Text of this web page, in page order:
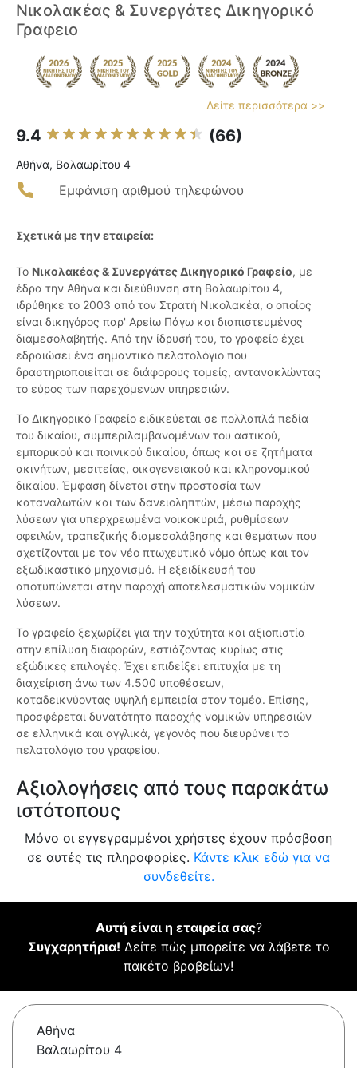
Νικολακέας & Συνεργάτες Δικηγορικό
Γραφειο
Δείτε περισσότερα >>
9.4 (66)
Αθήνα, Βαλαωρίτου 4
Εμφάνιση αριθμού τηλεφώνου
Σχετικά με την εταιρεία:
Το Νικολακέας & Συνεργάτες Δικηγορικό Γραφείο, με
έδρα την Αθήνα και διεύθυνση στη Βαλαωρίτου 4,
ιδρύθηκε το 2003 από τον Στρατή Νικολακέα, ο οποίος
είναι δικηγόρος παρ' Αρείω Πάγω και διαπιστευμένος
διαμεσολαβητής. Από την ίδρυσή του, το γραφείο έχει
εδραιώσει ένα σημαντικό πελατολόγιο που
δραστηριοποιείται σε διάφορους τομείς, αντανακλώντας
το εύρος των παρεχόμενων υπηρεσιών.
Το Δικηγορικό Γραφείο ειδικεύεται σε πολλαπλά πεδία
του δικαίου, συμπεριλαμβανομένων του αστικού,
εμπορικού και ποινικού δικαίου, όπως και σε ζητήματα
ακινήτων, μεσιτείας, οικογενειακού και κληρονομικού
δικαίου. Έμφαση δίνεται στην προστασία των
καταναλωτών και των δανειοληπτών, μέσω παροχής
λύσεων για υπερχρεωμένα νοικοκυριά, ρυθμίσεων
οφειλών, τραπεζικής διαμεσολάβησης και θεμάτων που
σχετίζονται με τον νέο πτωχευτικό νόμο όπως και τον
εξωδικαστικό μηχανισμό. Η εξειδίκευσή του
αποτυπώνεται στην παροχή αποτελεσματικών νομικών
λύσεων.
Το γραφείο ξεχωρίζει για την ταχύτητα και αξιοπιστία
στην επίλυση διαφορών, εστιάζοντας κυρίως στις
εξώδικες επιλογές. Έχει επιδείξει επιτυχία με τη
διαχείριση άνω των 4.500 υποθέσεων,
καταδεικνύοντας υψηλή εμπειρία στον τομέα. Επίσης,
προσφέρεται δυνατότητα παροχής νομικών υπηρεσιών
σε ελληνικά και αγγλικά, γεγονός που διευρύνει το
πελατολόγιο του γραφείου.
Αξιολογήσεις από τους παρακάτω
ιστότοπους
Μόνο οι εγγεγραμμένοι χρήστες έχουν πρόσβαση
σε αυτές τις πληροφορίες. Κάντε κλικ εδώ για να
συνδεθείτε.
Αυτή είναι η εταιρεία σας?
Συγχαρητήρια! Δείτε πώς μπορείτε να λάβετε το
πακέτο βραβείων!
Αθήνα
Βαλαωρίτου 4